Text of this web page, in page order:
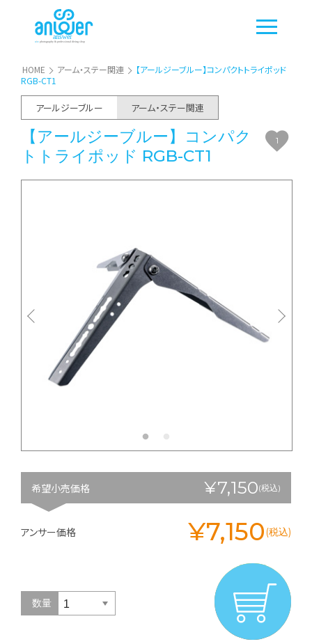
HOME アーム・ステー関連
【アールジーブルー】コンパクトトライポッド
RGB-CT1
アールジーブルー アーム・ステー関連
【アールジーブルー】コンパク
トトライポッド RGB-CT1
1
希望小売価格 ¥7,150(税込)
アンサー価格 ¥7,150 (税込)
数量